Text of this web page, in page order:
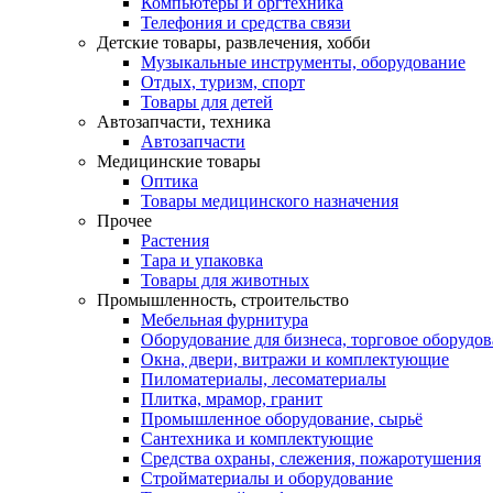
Телефония и средства связи
Детские товары, развлечения, хобби
Музыкальные инструменты, оборудование
Отдых, туризм, спорт
Товары для детей
Автозапчасти, техника
Автозапчасти
Медицинские товары
Оптика
Товары медицинского назначения
Прочее
Растения
Тара и упаковка
Товары для животных
Промышленность, строительство
Мебельная фурнитура
Оборудование для бизнеса, торговое
Окна, двери, витражи и комплектующие
Пиломатериалы, лесоматериалы
Плитка, мрамор, гранит
Промышленное оборудование, сырьё
Сантехника и комплектующие
Средства охраны, слежения, пожаротушения
Стройматериалы и оборудование